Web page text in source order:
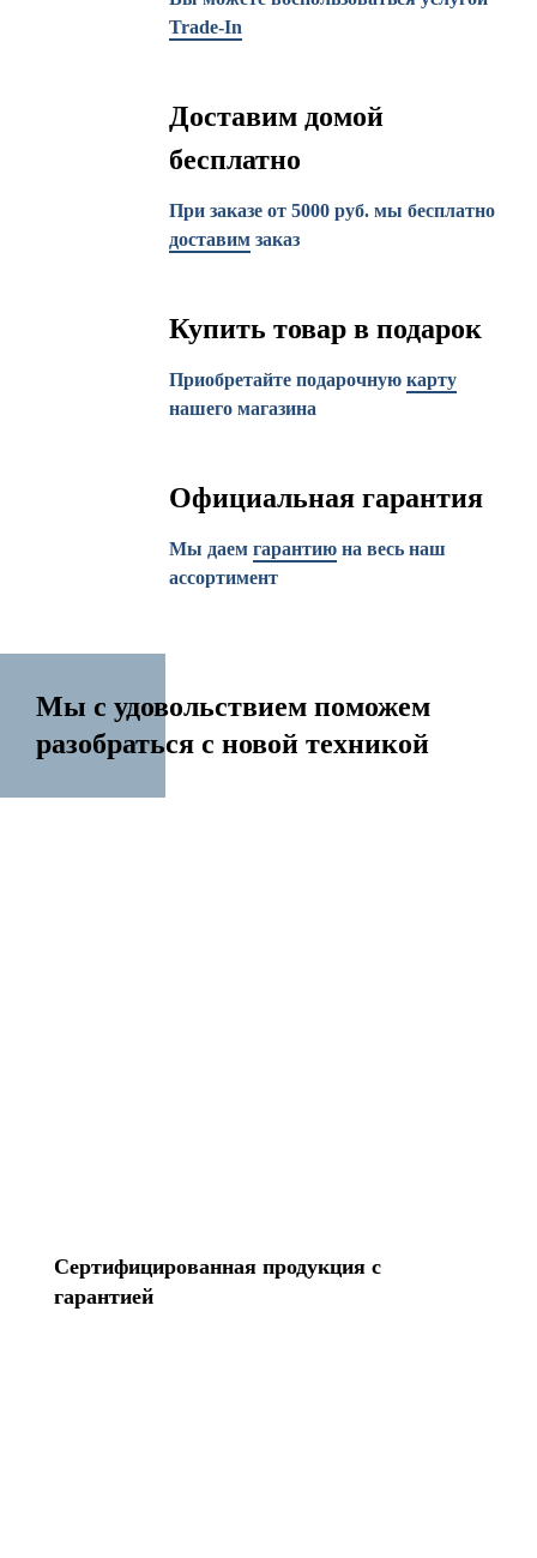
Trade-In
Доставим домой
бесплатно
При заказе от 5000 руб. мы бесплатно
доставим заказ
Купить товар в подарок
Приобретайте подарочную карту
нашего магазина
Официальная гарантия
Мы даем гарантию на весь наш
ассортимент
Мы с удовольствием поможем
разобраться с новой техникой
Сертифицированная продукция с
гарантией